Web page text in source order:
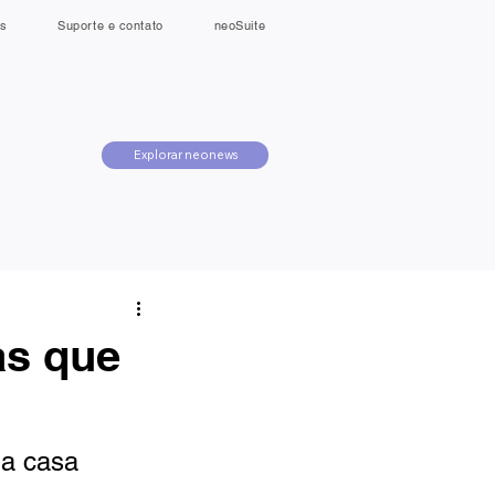
Explorar neonews
Suporte e contato neoSuite
que
casa